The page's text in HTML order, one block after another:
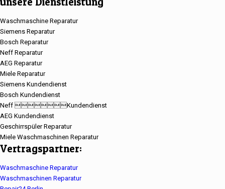
Waschmaschine Reparatur
Siemens Reparatur
Bosch Reparatur
Neff Reparatur
AEG Reparatur
Miele Reparatur
Siemens Kundendienst
Bosch Kundendienst
Neff Kundendienst
AEG Kundendienst
Geschirrspüler Reparatur
Miele Waschmaschinen Reparatur
Vertragspartner:
Waschmaschine Reparatur
Waschmaschinen Reparatur